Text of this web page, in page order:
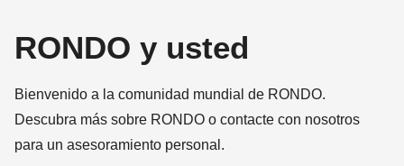
RONDO y usted
Bienvenido a la comunidad mundial de RONDO.
Descubra más sobre RONDO o contacte con nosotros
para un asesoramiento personal.